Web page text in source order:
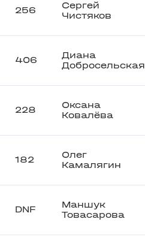
256
Сергей
Чистяков
406
Диана
Добросельская
228
Оксана
Ковалёва
182
Олег
Камалягин
DNF
Маншук
Товасарова